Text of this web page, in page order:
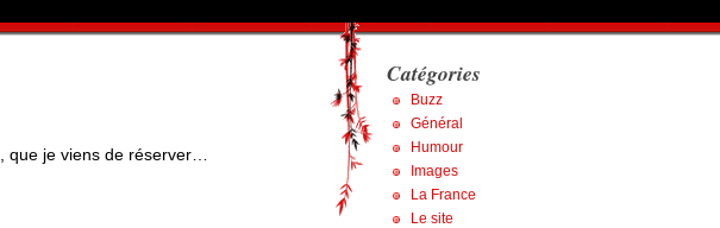
, que je viens de réserver…
Catégories
Buzz
Général
Humour
Images
La France
Le site